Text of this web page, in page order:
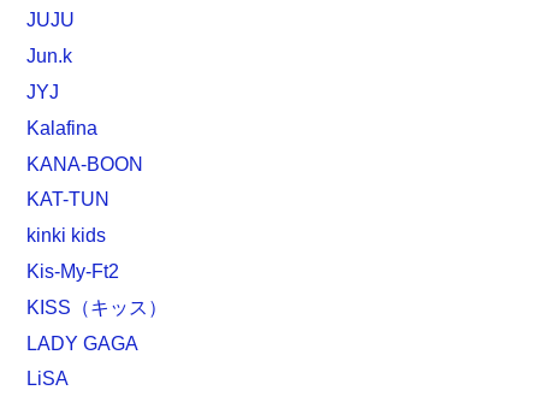
JUJU
Jun.k
JYJ
Kalafina
KANA-BOON
KAT-TUN
kinki kids
Kis-My-Ft2
KISS（キッス）
LADY GAGA
LiSA